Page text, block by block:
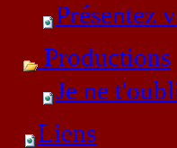
Présentez
Productions
Je ne
Liens